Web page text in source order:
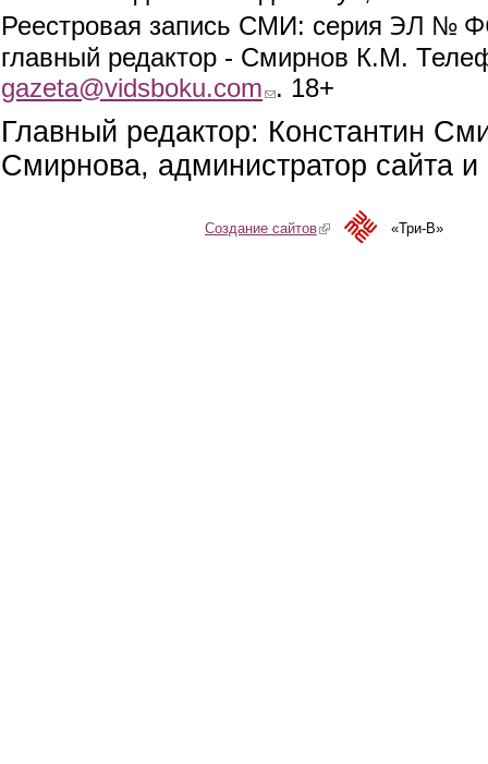
Реестровая запись СМИ: серия ЭЛ №
главный редактор - Смирнов К.М.
gazeta@vidsboku.com (link sends e-mail)
. 18+
Главный редактор: Константин
Смирнова, администратор сайта
Создание сайтов(link is external)«Три-В»